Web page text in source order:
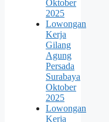
Oktober
2025
Lowongan
Kerja
Gilang
Agung
Persada
Surabaya
Oktober
2025
Lowongan
Kerja